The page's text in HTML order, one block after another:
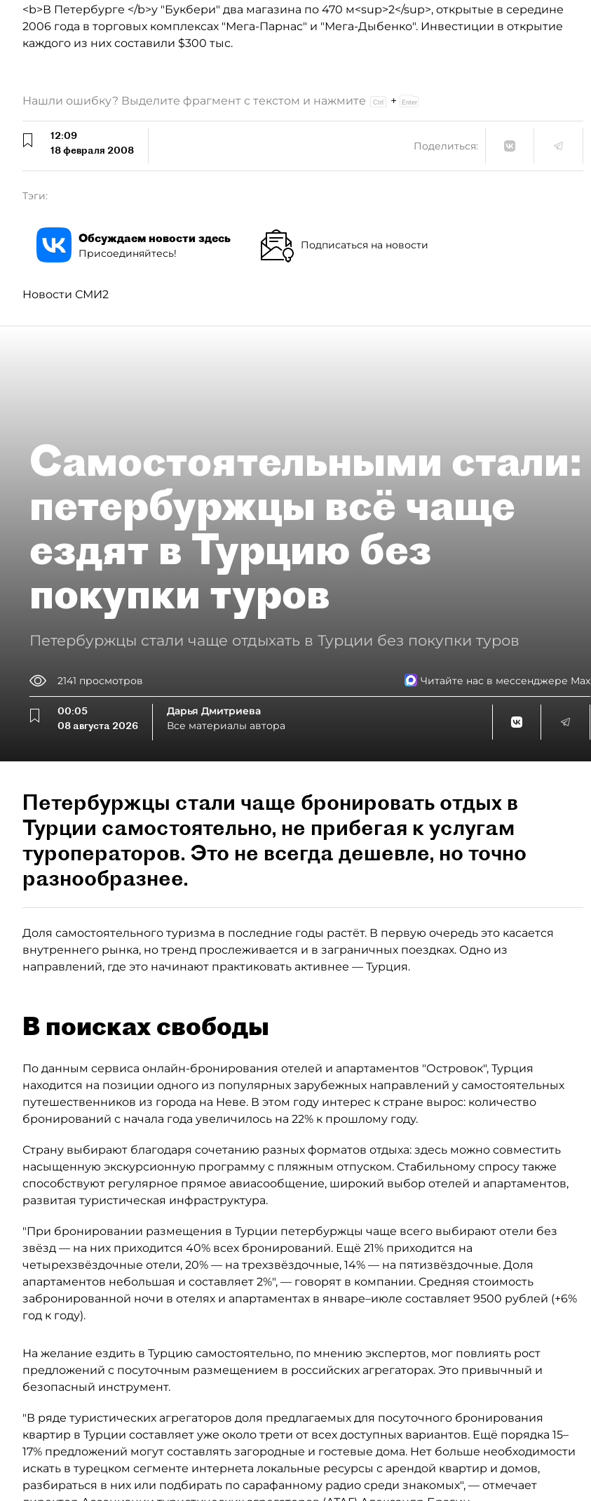
<b>В Петербурге </b>у "Букбери" два магазина по 470 м<sup>2</sup>, открытые в середине
2006 года в торговых комплексах "Мега-Парнас" и "Мега-Дыбенко". Инвестиции в открытие
каждого из них составили $300 тыс.
Нашли ошибку? Выделите фрагмент с текстом и нажмите +
12:09
18 февраля 2008
Поделиться:
Тэги:
Обсуждаем новости здесь
Присоединяйтесь!
Подписаться на новости
Новости СМИ2
Самостоятельными стали:
петербуржцы всё чаще
ездят в Турцию без
покупки туров
Петербуржцы стали чаще отдыхать в Турции без покупки туров
2141 просмотров Читайте нас в мессенджере Max
00:05
08 августа 2026
Дарья Дмитриева
Все материалы автора
Петербуржцы стали чаще бронировать отдых в
Турции самостоятельно, не прибегая к услугам
туроператоров. Это не всегда дешевле, но точно
разнообразнее.
Доля самостоятельного туризма в последние годы растёт. В первую очередь это касается
внутреннего рынка, но тренд прослеживается и в заграничных поездках. Одно из
направлений, где это начинают практиковать активнее — Турция.
В поисках свободы
По данным сервиса онлайн-бронирования отелей и апартаментов "Островок", Турция
находится на позиции одного из популярных зарубежных направлений у самостоятельных
путешественников из города на Неве. В этом году интерес к стране вырос: количество
бронирований с начала года увеличилось на 22% к прошлому году.
Страну выбирают благодаря сочетанию разных форматов отдыха: здесь можно совместить
насыщенную экскурсионную программу с пляжным отпуском. Стабильному спросу также
способствуют регулярное прямое авиасообщение, широкий выбор отелей и апартаментов,
развитая туристическая инфраструктура.
"При бронировании размещения в Турции петербуржцы чаще всего выбирают отели без
звёзд — на них приходится 40% всех бронирований. Ещё 21% приходится на
четырехзвёздочные отели, 20% — на трехзвёздочные, 14% — на пятизвёздочные. Доля
апартаментов небольшая и составляет 2%", — говорят в компании. Средняя стоимость
забронированной ночи в отелях и апартаментах в январе–июле составляет 9500 рублей (+6%
год к году).
На желание ездить в Турцию самостоятельно, по мнению экспертов, мог повлиять рост
предложений с посуточным размещением в российских агрегаторах. Это привычный и
безопасный инструмент.
"В ряде туристических агрегаторов доля предлагаемых для посуточного бронирования
квартир в Турции составляет уже около трети от всех доступных вариантов. Ещё порядка 15–
17% предложений могут составлять загородные и гостевые дома. Нет больше необходимости
искать в турецком сегменте интернета локальные ресурсы с арендой квартир и домов,
разбираться в них или подбирать по сарафанному радио среди знакомых", — отмечает